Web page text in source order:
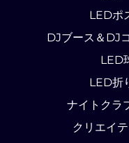
LEDポ
DJブース＆DJ
LED
LED折
ナイトクラ
クリエイ